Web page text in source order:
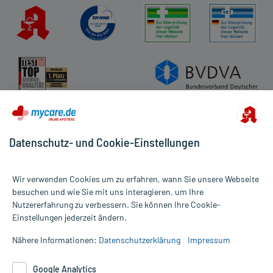
Alle Preise gelten inkl. MwSt., ggf. zzgl. Versandkosten
Informationen auf dieser Website werden ausschließlich für
die Untersuchung und Behandlung durch einen Arzt. Bitte
Datenschutz- und Cookie-Einstellungen
Wir verwenden Cookies um zu erfahren, wann Sie unsere Webseite
besuchen und wie Sie mit uns interagieren, um Ihre
Nutzererfahrung zu verbessern. Sie können Ihre Cookie-
Einstellungen jederzeit ändern.
Nähere Informationen: Datenschutzerklärung Impressum
Google Analytics